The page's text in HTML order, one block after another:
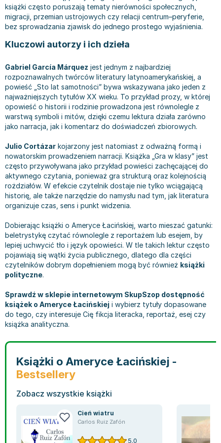
Książki: Prawo konstytucyjne
Książki: Prawo międzynarodowe
Książki: Prawo - orzecznictwo
Książki: Prawo pracy
Teksty aktów prawnych
Książki medyczne i naukowe
Chemia - książki
Książki o fizyce i astronomii
Geografia - książki
Książki do matematyki
Książki medyczne
Książki do nauk przyrodniczych
Technika, inżynieria, technologia - książki, podręczniki -
nauki ścisłe
Książki do nauk społecznych i humanistycznych
Filologia - książki
Książki filozoficzne
Inne
Kulturoznawstwo, antropologia - książki
Książki o naukach politycznych
Psychologia - książki
Socjologia - książki
Książki: Religie i wyznania
Inne
Książki: Chrześcijaństwo
Książki: Islam
Książki: Judaizm
Inne
Książki: Kariera i sukces
Książki: Film, muzyka, teatr
Książki: Historia sztuki
Książki o architekturze
Książki: Sztuka użytkowa
Inne
Książki dla dzieci 3-5 lat
Książki: bajki dla dzieci 3-5 lat
Kolorowanki i książki do naklejania 3-5 lat
Książki do nauki języków obcych 3-5 lat
Książki grające, z puzzlami i magnesami 3-5 lat
Kreatywne i aktywizujące książki dla dzieci 3-5 lat
Poznawanie świata dla dzieci 3-5 lat - książki
Książki o zainteresowaniach dla dzieci 3-5 lat
Książki dla dzieci 6-8 lat
Książki do nauki języków obcych 6-8 lat
Książki do nauki pisania i liczenia 6-8 lat
Kreatywne i aktywizujące książki dla dzieci 6-8 lat
Literatura dla dzieci 6-8 lat
Poznawanie świata dla dzieci 6-8 lat - książki
Książki o zainteresowaniach dla dzieci 6-8 lat
Książki dla dzieci 9-12 lat
Książki edukacyjne dla dzieci 9-12 lat
Literatura dla dzieci 9-12 lat
Poznawanie świata dla dzieci 9-12 lat - książki
Książki o zainteresowaniach dla dzieci 9-12 lat
Literatura dla młodzieży
Literatura popularno-naukowa
Społeczeństwo i rozwój osobisty - książki
Lektury i pomoce szkolne
Lektury do szkoły podstawowej
Szkoły wyższe - książki
Bibliotekoznawstwo - książki
Książki do filologii - szkoły wyższe
Książki medyczne dla studentów
Książki: Zdrowie
Kuchnia i diety - książki
Autorskie książki kucharskie
Ciasta, desery, wypieki - książki
Książki kucharskie
Kuchnia polska - książki
Napoje - książki
Książki: Poradniki
Inne
Książki: Hobby - poradniki
Książki: Moda, uroda, savoir vivre - poradniki
Książki pamiątkowe
Pozostałe książki
Dean Koontz
Andrzej Sapkowski
Stephenie Meyer
Robert Ludlum
Nora Roberts
Mario Vargas Llosa
Katarzyna Grochola
Ewa Nowak
Robin Cook
Konrad Gaca
Jerzy Zięba
Jodi Picoult
Dorota Terakowska
Abbi Glines
Alfred Szklarski
Stefan Żeromski
Henryk Sienkiewicz
Juliusz Słowacki
Jacek Piekara
Meg Cabot
Maria Konopnicka
Paulo Coelho
Rick Riordan
John Flanagan
Astrid Lindgren
Anna Ficner-Ogonowska
Federico Moccia
Katarzyna Michalak
Daniel Defoe
książki często poruszają tematy nierówności społecznych,
migracji, przemian ustrojowych czy relacji centrum–peryferie,
bez sprowadzania zjawisk do jednego prostego wyjaśnienia.
Kluczowi autorzy i ich dzieła
Gabriel García Márquez jest jednym z najbardziej
rozpoznawalnych twórców literatury latynoamerykańskiej, a
powieść „Sto lat samotności” bywa wskazywana jako jeden z
najważniejszych tytułów XX wieku. To przykład prozy, w której
opowieść o historii i rodzinie prowadzona jest równolegle z
warstwą symboli i mitów, dzięki czemu lektura działa zarówno
jako narracja, jak i komentarz do doświadczeń zbiorowych.
Julio Cortázar kojarzony jest natomiast z odważną formą i
nowatorskim prowadzeniem narracji. Książka „Gra w klasy” jest
często przywoływana jako przykład powieści zachęcającej do
aktywnego czytania, ponieważ gra strukturą oraz kolejnością
rożdziałów. W efekcie czytelnik dostaje nie tylko wciągającą
historię, ale także narzędzie do namysłu nad tym, jak literatura
organizuje czas, sens i punkt widzenia.
Dobierając książki o Ameryce Łacińskiej, warto mieszać gatunki:
beletrystykę czytać równolegle z reportażem lub esejem, by
lepiej uchwycić tło i język opowieści. W tle takich lektur często
pojawiają się wątki życia publicznego, dlatego dla części
czytelników dobrym dopełnieniem mogą być również książki
polityczne.
Sprawdź w sklepie internetowym SkupSzop dostępność
książek o Ameryce Łacińskiej i wybierz tytuły dopasowane
do tego, czy interesuje Cię fikcja literacka, reportaż, esej czy
książka analityczna.
Książki o Ameryce Łacińskiej -
Bestsellery
Zobacz wszystkie książki
Cień wiatru
Carlos Ruiz Zafón
5.0